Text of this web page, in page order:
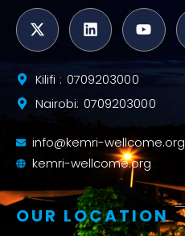
Kilifi : 0709203000
Nairobi: 0709203000
info@kemri-wellcome.org
kemri-wellcome.org
OUR LOCATION